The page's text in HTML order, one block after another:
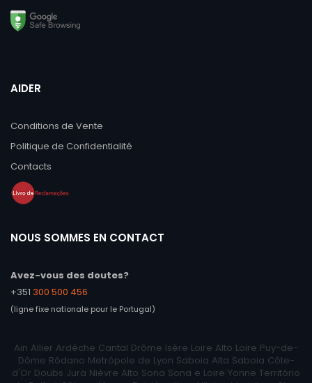
AIDER
Conditions de Vente
Politique de Confidentialité
Contacts
NOUS SOMMES EN CONTACT
Avez-vous des doutes?
+351 300 500 456
(ligne fixe nationale pour le Portugal)
Ain Allier Ardèche Cantal Drôme Isère Loire Alto Loire Puy-de-
Dôme Ródano Metrópole de Lyon Saboia Alta Saboia Côte-
d'Or Doubs Jura Nièvre Alto Sona Sona e Loire Yonne Território